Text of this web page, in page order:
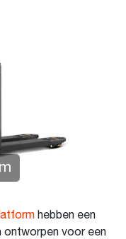
hebben een
ontworpen voor een